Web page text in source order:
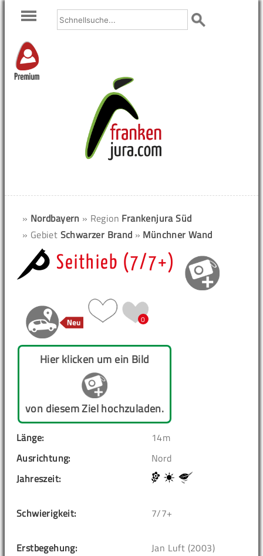
Premium
» Nordbayern » Region Frankenjura Süd
» Gebiet Schwarzer Brand » Münchner Wand
Seithieb (7/7+)
0
Hier klicken um ein Bild
von diesem Ziel hochzuladen.
Länge:
14m
Ausrichtung:
Nord
Jahreszeit:
Schwierigkeit: 7/7+
Erstbegehung: Jan Luft (2003)